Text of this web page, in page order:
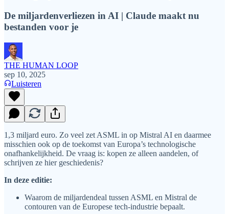
De miljardenverliezen in AI | Claude maakt nu
bestanden voor je
THE HUMAN LOOP
sep 10, 2025
Luisteren
1,3 miljard euro. Zo veel zet ASML in op Mistral AI en daarmee
misschien ook op de toekomst van Europa’s technologische
onafhankelijkheid. De vraag is: kopen ze alleen aandelen, of
schrijven ze hier geschiedenis?
In deze editie:
Waarom de miljardendeal tussen ASML en Mistral de
contouren van de Europese tech-industrie bepaalt.